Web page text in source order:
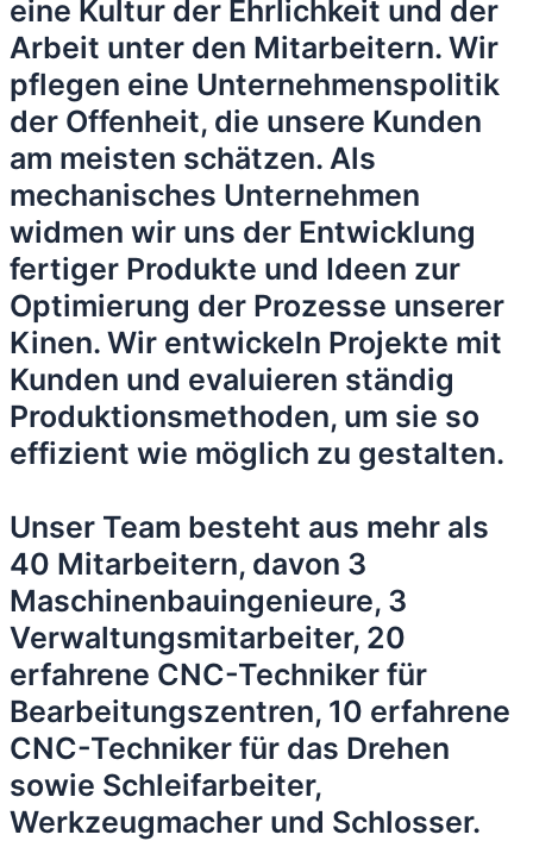
eine Kultur der Ehrlichkeit und der
Arbeit unter den Mitarbeitern. Wir
pflegen eine Unternehmenspolitik
der Offenheit, die unsere Kunden
am meisten schätzen. Als
mechanisches Unternehmen
widmen wir uns der Entwicklung
fertiger Produkte und Ideen zur
Optimierung der Prozesse unserer
Kinen. Wir entwickeln Projekte mit
Kunden und evaluieren ständig
Produktionsmethoden, um sie so
effizient wie möglich zu gestalten.
Unser Team besteht aus mehr als
40 Mitarbeitern, davon 3
Maschinenbauingenieure, 3
Verwaltungsmitarbeiter, 20
erfahrene CNC-Techniker für
Bearbeitungszentren, 10 erfahrene
CNC-Techniker für das Drehen
sowie Schleifarbeiter,
Werkzeugmacher und Schlosser.